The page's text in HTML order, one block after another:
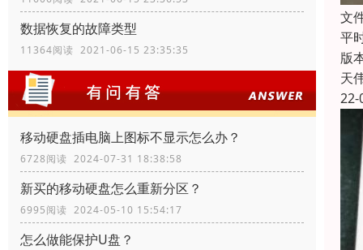
数据恢复的故障类型
11364阅读 2021-06-15 23:35:35
移动硬盘插电脑上图标不显示怎么办？
6728阅读 2024-07-31 18:38:58
新买的移动硬盘怎么重新分区？
6995阅读 2024-05-10 15:54:17
怎么做能保护U盘？
文
平
版
天
22-